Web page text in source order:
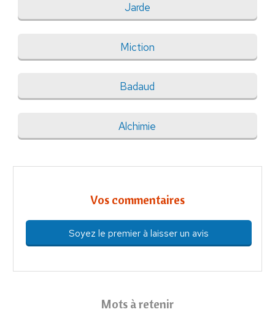
Jarde
Miction
Badaud
Alchimie
Vos commentaires
Soyez le premier à laisser un avis
Mots à retenir